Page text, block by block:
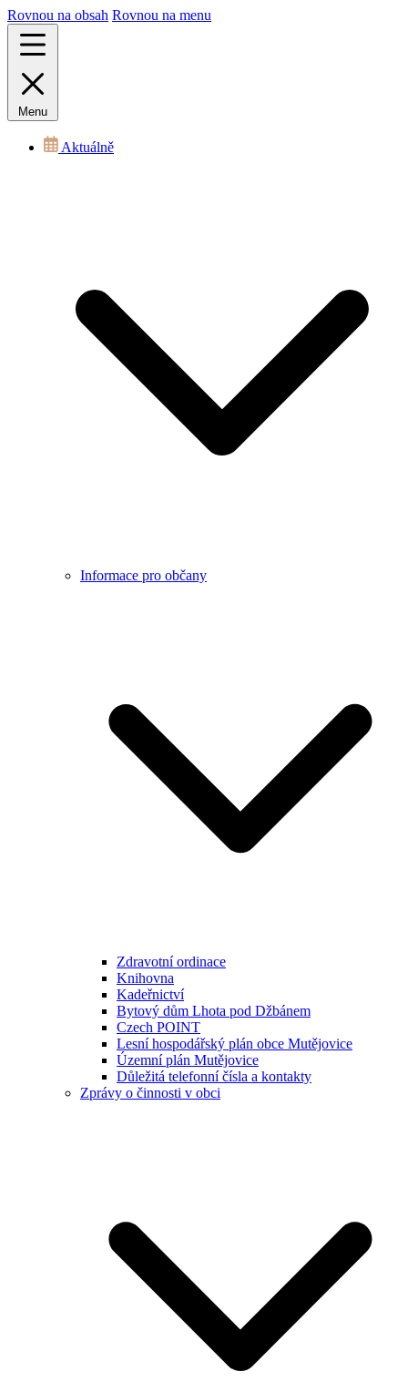
Rovnou na obsah Rovnou na menu
Menu
Aktuálně
Informace pro občany
Zdravotní ordinace
Knihovna
Kadeřnictví
Bytový dům Lhota pod Džbánem
Czech POINT
Lesní hospodářský plán obce Mutějovice
Územní plán Mutějovice
Důležitá telefonní čísla a kontakty
Zprávy o činnosti v obci